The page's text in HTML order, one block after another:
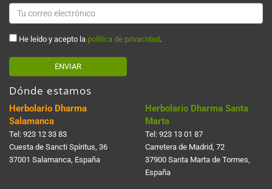
He leído y acepto la política de privacidad .
ENVIAR
Dónde estamos
Herbolario Dharma
Salamanca
Tel: 923 12 33 83
Cuesta de Sancti Spí­ritus, 36
37001 Salamanca, España
Herbolario Dharma Santa
Marta
Tel: 923 13 01 87
Carretera de Madrid, 72
37900 Santa Marta de Tormes,
España